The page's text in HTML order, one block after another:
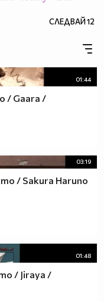
mirage. Can we
pic host
СЛЕДВАЙ12
01:44
/ Gaara /
03:19
/ Sakura Haruno
01:48
/ Jiraya /